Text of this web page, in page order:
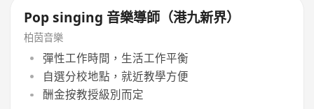
Pop singing 音樂導師（港九新界）
柏茵音樂
彈性工作時間，生活工作平衡
自選分校地點，就近教學方便
酬金按教授級別而定